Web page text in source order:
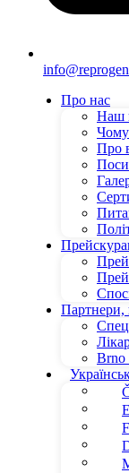
Про нас
Наш
Чому
Про
Партнери,
Brno